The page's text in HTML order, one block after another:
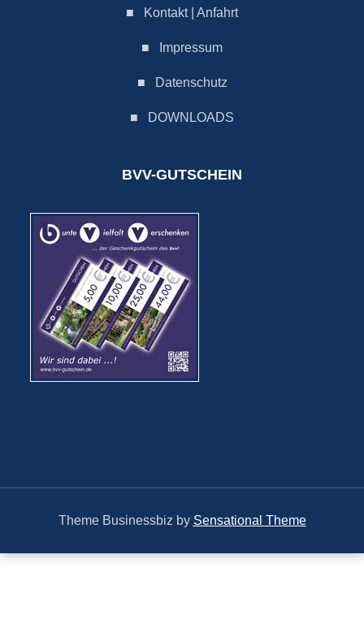
■ Kontakt | Anfahrt
■ Impressum
■ Datenschutz
■ DOWNLOADS
BVV-GUTSCHEIN
Theme Businessbiz by Sensational Theme